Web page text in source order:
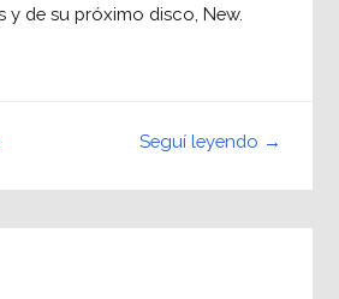
y de su próximo disco, New.
Seguí leyendo →